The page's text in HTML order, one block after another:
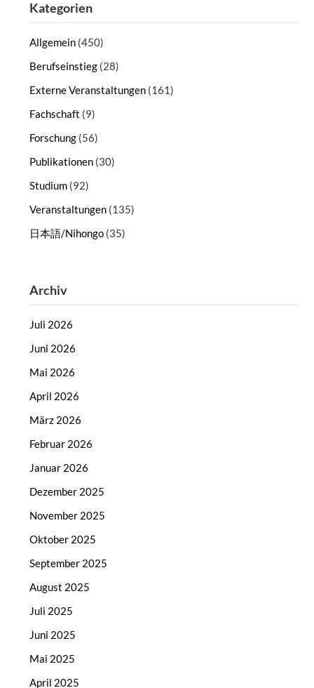
Kategorien
Allgemein (450)
Berufseinstieg (28)
Externe Veranstaltungen (161)
Fachschaft (9)
Forschung (56)
Publikationen (30)
Studium (92)
Veranstaltungen (135)
日本語/Nihongo (35)
Archiv
Juli 2026
Juni 2026
Mai 2026
April 2026
März 2026
Februar 2026
Januar 2026
Dezember 2025
November 2025
Oktober 2025
September 2025
August 2025
Juli 2025
Juni 2025
Mai 2025
April 2025